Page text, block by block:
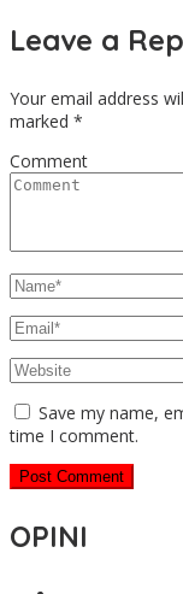
Leave a
Your email address
marked *
Comment
Save my name,
time I comment.
OPINI